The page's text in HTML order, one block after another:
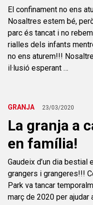
El confinament no ens
Nosaltres estem bé,
parc és tancat i no
rialles dels infants
no ens aturem!!!
il·lusió esperant …
GRANJA 23/03/2020
La granja a
en família!
Gaudeix d’un dia
grangers i grangeres!!!
Park va tancar
març de 2020 per ajudar